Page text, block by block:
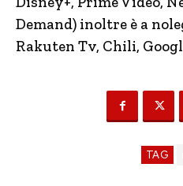
Demand) inoltre è a
Rakuten Tv, Chili,
TAG